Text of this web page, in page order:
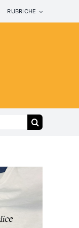
RUBRICHE